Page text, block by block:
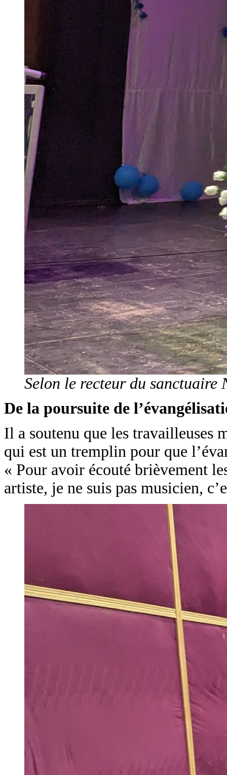
Selon le recteur du sanctuaire
De la poursuite de
Il a soutenu que les travailleuses
qui est un tremplin pour que
« Pour avoir écouté brièvement
artiste, je ne suis pas musicien,